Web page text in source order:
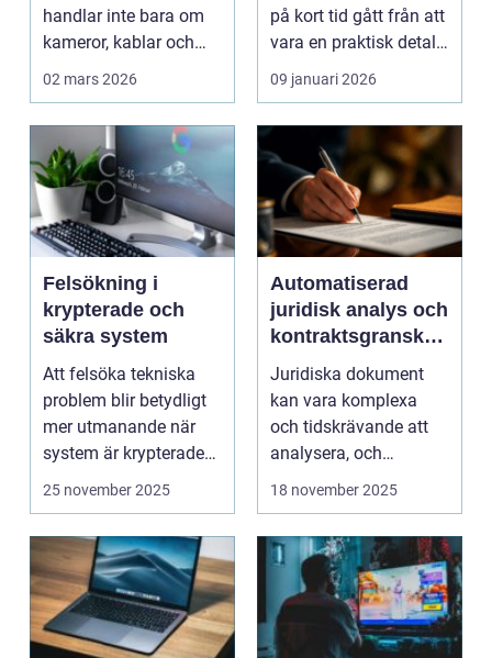
handlar inte bara om
kameror, kablar och
skärmar. Den handlar
02 mars 2026
på kort tid gått från att
vara en praktisk detalj
till...
09 januari 2026
Felsökning i
krypterade och
säkra system
Att felsöka tekniska
problem blir betydligt
mer utmanande när
system är krypterade
oc...
25 november 2025
Automatiserad
juridisk analys och
kontraktsgranskni
ng
Juridiska dokument
kan vara komplexa
och tidskrävande att
analysera, och
felaktigheter eller mi...
18 november 2025